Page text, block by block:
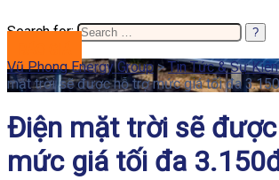
Search for:
Vũ Phong Energy Group >Tin Tức & Sự Kiện
mặt trời sẽ được hỗ trợ mức giá tối đa
Điện mặt trời sẽ
mức giá tối đa